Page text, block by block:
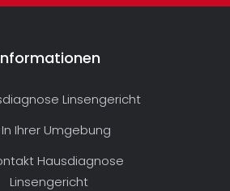
Linsengericht
In Ihrer Umgebung
Hausdiagnose
Linsengericht